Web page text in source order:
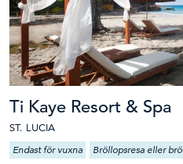
Ti Kaye Resort & Spa
ST. LUCIA
Endast för vuxna Bröllopsresa eller